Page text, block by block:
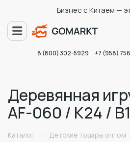
Бизнес с Китаем —
8 (800) 302-5929 +7 (958)
Деревянная
AF-060 / К24 /
Каталог — Детские товары оптом